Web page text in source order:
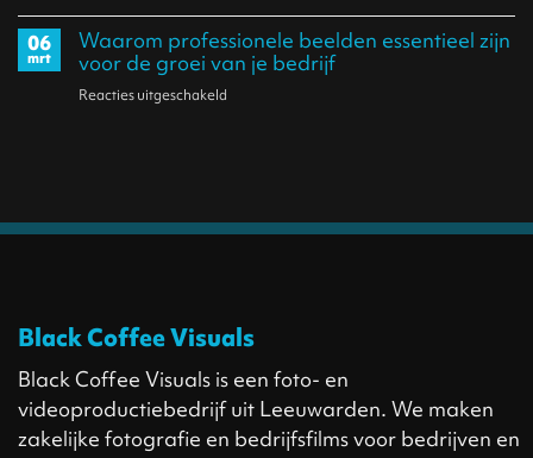
alsof
iedereen
al
minder
opleveren
Achter
de
schermen:
met
06
mrt
Waarom professionele beelden essentieel zijn
voor de groei van je bedrijf
Reacties uitgeschakeld
groei
je
bedrijf
Black Coffee Visuals
Black Coffee Visuals is een foto- en
videoproductiebedrijf uit Leeuwarden. We maken
zakelijke fotografie en bedrijfsfilms voor bedrijven en